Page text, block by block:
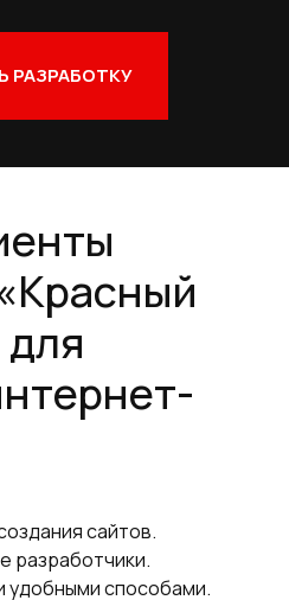
РАЗРАБОТКУ
сайтов.
разработчики.
удобными способами.